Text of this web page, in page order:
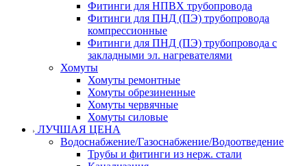
Фитинги для НПВХ трубопровода
Фитинги для ПНД (ПЭ) трубопровода
компрессионные
Фитинги для ПНД (ПЭ) трубопровода с
закладными эл. нагревателями
Хомуты
Хомуты ремонтные
Хомуты обрезиненные
Хомуты червячные
Хомуты силовые
ЛУЧШАЯ ЦЕНА
Водоснабжение/Газоснабжение/Водоотведение
Трубы и фитинги из нерж. стали